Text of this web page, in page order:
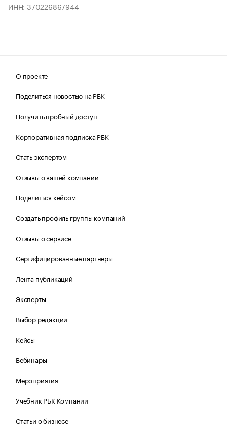
ИНН: 370226867944
О проекте
Поделиться новостью на РБК
Получить пробный доступ
Корпоративная подписка РБК
Стать экспертом
Отзывы о вашей компании
Поделиться кейсом
Создать профиль группы компаний
Отзывы о сервисе
Сертифицированные партнеры
Лента публикаций
Эксперты
Выбор редакции
Кейсы
Вебинары
Мероприятия
Учебник РБК Компании
Статьи о бизнесе